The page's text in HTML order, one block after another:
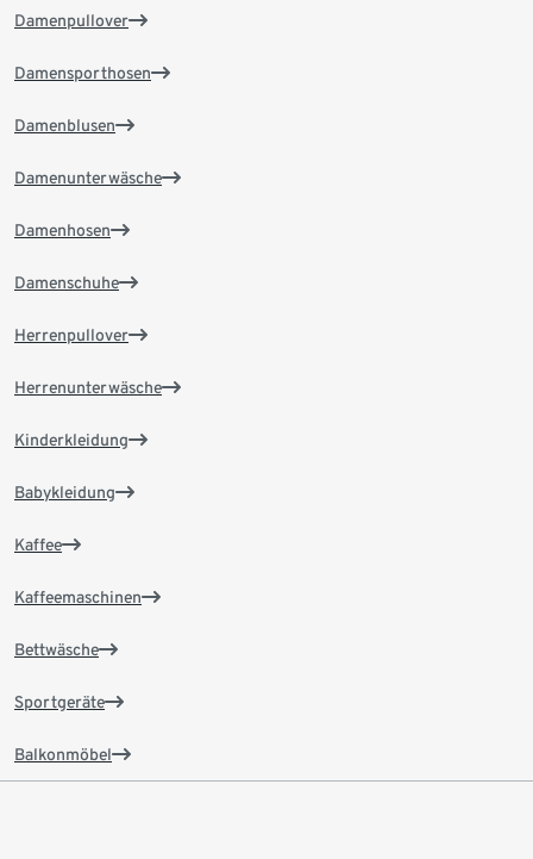
Damenpullover
Damensporthosen
Damenblusen
Damenunterwäsche
Damenhosen
Damenschuhe
Herrenpullover
Herrenunterwäsche
Kinderkleidung
Babykleidung
Kaffee
Kaffeemaschinen
Bettwäsche
Sportgeräte
Balkonmöbel